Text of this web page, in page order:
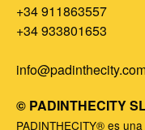
+34 911863557
+34 933801653
© PADINTHECITY
PADINTHECITY® es